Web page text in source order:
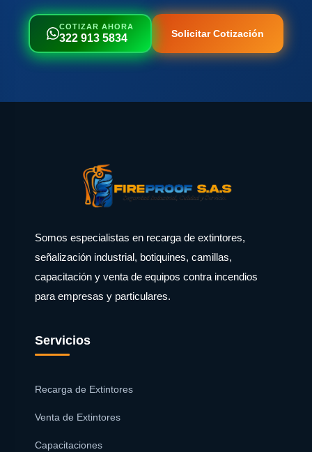
COTIZAR AHORA
322 913 5834 Solicitar Cotización
Somos especialistas en recarga de extintores,
señalización industrial, botiquines, camillas,
capacitación y venta de equipos contra incendios
para empresas y particulares.
Servicios
Recarga de Extintores
Venta de Extintores
Capacitaciones